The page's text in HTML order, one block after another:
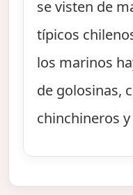
se visten de
típicos
los marinos
de golosinas,
chinchineros